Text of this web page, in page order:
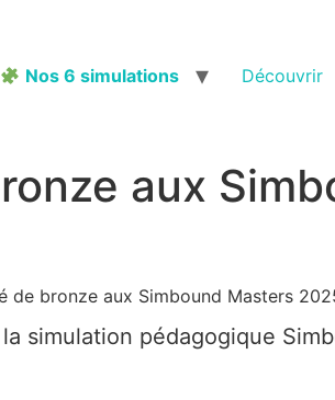
Nos 6 simulations Découvrir
aux
de bronze aux Simbound Masters
simulation pédagogique